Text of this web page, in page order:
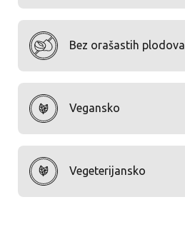
Bez orašastih plodova
Vegansko
Vegeterijansko